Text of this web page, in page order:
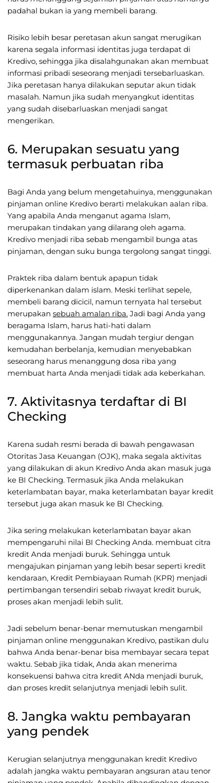
padahal bukan ia yang membeli barang.
Risiko lebih besar peretasan akun sangat merugikan
karena segala informasi identitas juga terdapat di
Kredivo, sehingga jika disalahgunakan akan membuat
informasi pribadi seseorang menjadi tersebarluaskan.
Jika peretasan hanya dilakukan seputar akun tidak
masalah. Namun jika sudah menyangkut identitas
yang sudah disebarluaskan menjadi sangat
mengerikan.
6. Merupakan sesuatu yang
termasuk perbuatan riba
Bagi Anda yang belum mengetahuinya, menggunakan
pinjaman online Kredivo berarti melakukan aalan riba.
Yang apabila Anda menganut agama Islam,
merupakan tindakan yang dilarang oleh agama.
Kredivo menjadi riba sebab mengambil bunga atas
pinjaman, dengan suku bunga tergolong sangat tinggi.
Praktek riba dalam bentuk apapun tidak
diperkenankan dalam islam. Meski terlihat sepele,
membeli barang dicicil, namun ternyata hal tersebut
merupakan sebuah amalan riba. Jadi bagi Anda yang
beragama Islam, harus hati-hati dalam
menggunakannya. Jangan mudah tergiur dengan
kemudahan berbelanja, kemudian menyebabkan
seseorang harus menanggung dosa riba yang
membuat harta Anda menjadi tidak ada keberkahan.
7. Aktivitasnya terdaftar di BI
Checking
Karena sudah resmi berada di bawah pengawasan
Otoritas Jasa Keuangan (OJK), maka segala aktivitas
yang dilakukan di akun Kredivo Anda akan masuk juga
ke BI Checking. Termasuk jika Anda melakukan
keterlambatan bayar, maka keterlambatan bayar kredit
tersebut juga akan masuk ke BI Checking.
Jika sering melakukan keterlambatan bayar akan
mempengaruhi nilai BI Checking Anda. membuat citra
kredit Anda menjadi buruk. Sehingga untuk
mengajukan pinjaman yang lebih besar seperti kredit
kendaraan, Kredit Pembiayaan Rumah (KPR) menjadi
pertimbangan tersendiri sebab riwayat kredit buruk,
proses akan menjadi lebih sulit.
Jadi sebelum benar-benar memutuskan mengambil
pinjaman online menggunakan Kredivo, pastikan dulu
bahwa Anda benar-benar bisa membayar secara tepat
waktu. Sebab jika tidak, Anda akan menerima
konsekuensi bahwa citra kredit ANda menjadi buruk,
dan proses kredit selanjutnya menjadi lebih sulit.
8. Jangka waktu pembayaran
yang pendek
Kerugian selanjutnya menggunakan kredit Kredivo
adalah jangka waktu pembayaran angsuran atau tenor